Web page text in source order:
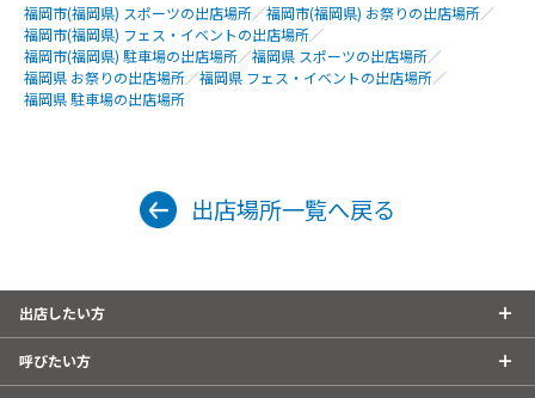
福岡市(福岡県) スポーツの出店場所／福岡市(福岡県) お祭りの出店場所／
福岡市(福岡県) フェス・イベントの出店場所／
福岡市(福岡県) 駐車場の出店場所／福岡県 スポーツの出店場所／
福岡県 お祭りの出店場所／福岡県 フェス・イベントの出店場所／
福岡県 駐車場の出店場所
出店場所一覧へ戻る
出店したい方
呼びたい方